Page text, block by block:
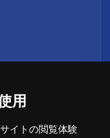
用
イトの閲覧体験